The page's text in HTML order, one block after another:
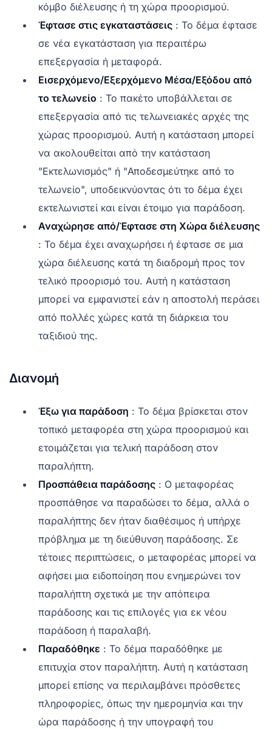
κόμβο διέλευσης ή τη χώρα προορισμού.
Έφτασε στις εγκαταστάσεις : Το δέμα έφτασε
σε νέα εγκατάσταση για περαιτέρω
επεξεργασία ή μεταφορά.
Εισερχόμενο/Εξερχόμενο Μέσα/Εξόδου από
το τελωνείο : Το πακέτο υποβάλλεται σε
επεξεργασία από τις τελωνειακές αρχές της
χώρας προορισμού. Αυτή η κατάσταση μπορεί
να ακολουθείται από την κατάσταση
"Εκτελωνισμός" ή "Αποδεσμεύτηκε από το
τελωνείο", υποδεικνύοντας ότι το δέμα έχει
εκτελωνιστεί και είναι έτοιμο για παράδοση.
Αναχώρησε από/Έφτασε στη Χώρα διέλευσης
: Το δέμα έχει αναχωρήσει ή έφτασε σε μια
χώρα διέλευσης κατά τη διαδρομή προς τον
τελικό προορισμό του. Αυτή η κατάσταση
μπορεί να εμφανιστεί εάν η αποστολή περάσει
από πολλές χώρες κατά τη διάρκεια του
ταξιδιού της.
Διανομή
Έξω για παράδοση : Το δέμα βρίσκεται στον
τοπικό μεταφορέα στη χώρα προορισμού και
ετοιμάζεται για τελική παράδοση στον
παραλήπτη.
Προσπάθεια παράδοσης : Ο μεταφορέας
προσπάθησε να παραδώσει το δέμα, αλλά ο
παραλήπτης δεν ήταν διαθέσιμος ή υπήρχε
πρόβλημα με τη διεύθυνση παράδοσης. Σε
τέτοιες περιπτώσεις, ο μεταφορέας μπορεί να
αφήσει μια ειδοποίηση που ενημερώνει τον
παραλήπτη σχετικά με την απόπειρα
παράδοσης και τις επιλογές για εκ νέου
παράδοση ή παραλαβή.
Παραδόθηκε : Το δέμα παραδόθηκε με
επιτυχία στον παραλήπτη. Αυτή η κατάσταση
μπορεί επίσης να περιλαμβάνει πρόσθετες
πληροφορίες, όπως την ημερομηνία και την
ώρα παράδοσης ή την υπογραφή του